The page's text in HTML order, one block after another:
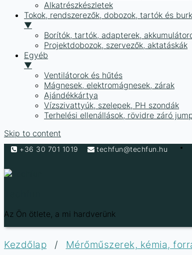
Alkatrészkészletek
Tokok, rendszerezők, dobozok, tartók és
▼
Borítók, tartók, adapterek,
Projektdobozok, szervezők, aktatáskák
Egyéb
▼
Ventilátorok és hűtés
Mágnesek, elektromágnesek, zárak
Ajándékkártya
Vízszivattyúk, szelepek, PH szondák
Terhelési ellenállások, rövidre záró
Skip to content
+36 30 701 1019 techfun@techfun.hu
Az Ön ötlete, a mi hardverünk
Kezdőlap / Mérőműszerek, kémia,